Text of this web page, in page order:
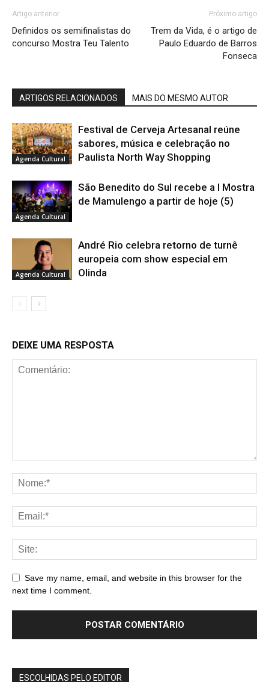
Artigo anterior
Definidos os semifinalistas do
concurso Mostra Teu Talento
Próximo artigo
Trem da Vida, é o artigo de
Paulo Eduardo de Barros
Fonseca
ARTIGOS RELACIONADOS MAIS DO MESMO AUTOR
Agenda Cultural
Festival de Cerveja Artesanal reúne
sabores, música e celebração no
Paulista North Way Shopping
Agenda Cultural
São Benedito do Sul recebe a I Mostra
de Mamulengo a partir de hoje (5)
Agenda Cultural
André Rio celebra retorno de turnê
europeia com show especial em
Olinda
DEIXE UMA RESPOSTA
Save my name, email, and website in this browser for the
next time I comment.
ESCOLHIDAS PELO EDITOR